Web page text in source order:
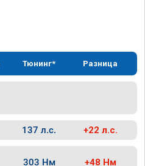
Тюнинг* Разница
137 л.с. +22 л.с.
303 Нм +48 Нм